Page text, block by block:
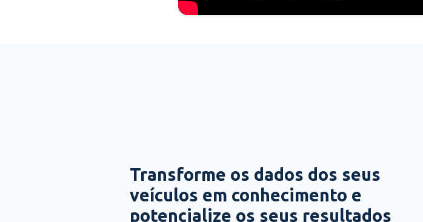
Transforme os dados dos seus
veículos em conhecimento e
potencialize os seus resultados